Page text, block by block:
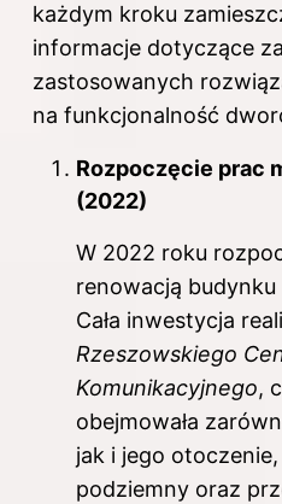
każdym kroku
informacje dotyczące
zastosowanych
na funkcjonalność
Rozpoczęcie prac
(2022)
W 2022 roku
renowacją budynku
Cała inwestycja
Rzeszowskiego
Komunikacyjnego,
obejmowała
jak i jego
podziemny oraz